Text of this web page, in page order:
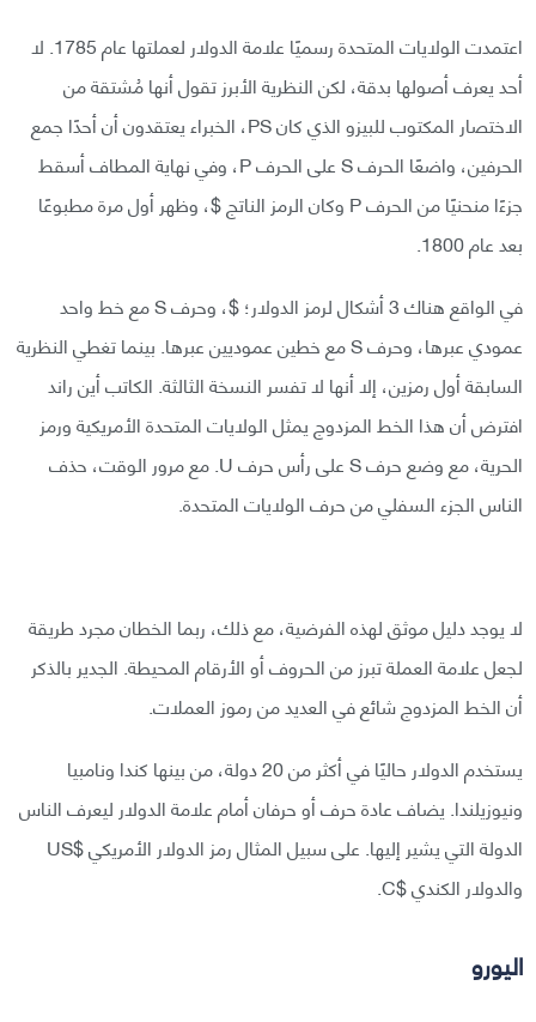
اعتمدت الولايات المتحدة رسميًا علامة الدولار لعملتها عام 1785. لا
أحد يعرف أصولها بدقة، لكن النظرية الأبرز تقول أنها مُشتقة من
الاختصار المكتوب للبيزو الذي كان PS، الخبراء يعتقدون أن أحدًا جمع
الحرفين، واضعًا الحرف S على الحرف P، وفي نهاية المطاف أسقط
جزءًا منحنيًا من الحرف P وكان الرمز الناتج $، وظهر أول مرة مطبوعًا
بعد عام 1800.
في الواقع هناك 3 أشكال لرمز الدولار؛ $، وحرف S مع خط واحد
عمودي عبرها، وحرف S مع خطين عموديين عبرها. بينما تغطي النظرية
السابقة أول رمزين، إلا أنها لا تفسر النسخة الثالثة. الكاتب أين راند
افترض أن هذا الخط المزدوج يمثل الولايات المتحدة الأمريكية ورمز
الحرية، مع وضع حرف S على رأس حرف U. مع مرور الوقت، حذف
الناس الجزء السفلي من حرف الولايات المتحدة.
لا يوجد دليل موثق لهذه الفرضية، مع ذلك، ربما الخطان مجرد طريقة
لجعل علامة العملة تبرز من الحروف أو الأرقام المحيطة. الجدير بالذكر
أن الخط المزدوج شائع في العديد من رموز العملات.
يستخدم الدولار حاليًا في أكثر من 20 دولة، من بينها كندا ونامبيا
ونيوزيلندا. يضاف عادة حرف أو حرفان أمام علامة الدولار ليعرف الناس
الدولة التي يشير إليها. على سبيل المثال رمز الدولار الأمريكي $US
والدولار الكندي $C.
اليورو